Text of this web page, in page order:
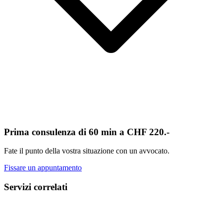
Prima consulenza di 60 min a CHF 220.-
Fate il punto della vostra situazione con un avvocato.
Fissare un appuntamento
Servizi correlati